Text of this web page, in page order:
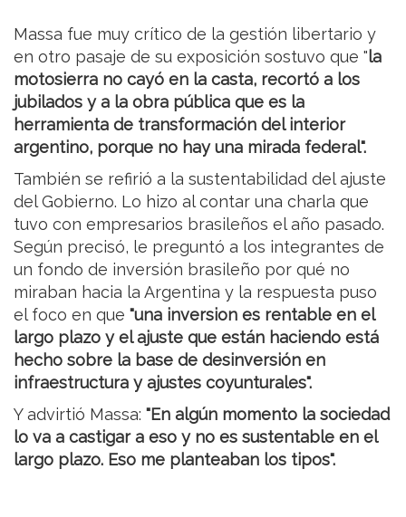
Massa fue muy crítico de la gestión libertario y
en otro pasaje de su exposición sostuvo que "la
motosierra no cayó en la casta, recortó a los
jubilados y a la obra pública que es la
herramienta de transformación del interior
argentino, porque no hay una mirada federal".
También se refirió a la sustentabilidad del ajuste
del Gobierno. Lo hizo al contar una charla que
tuvo con empresarios brasileños el año pasado.
Según precisó, le preguntó a los integrantes de
un fondo de inversión brasileño por qué no
miraban hacia la Argentina y la respuesta puso
el foco en que "una inversion es rentable en el
largo plazo y el ajuste que están haciendo está
hecho sobre la base de desinversión en
infraestructura y ajustes coyunturales".
Y advirtió Massa: "En algún momento la sociedad
lo va a castigar a eso y no es sustentable en el
largo plazo. Eso me planteaban los tipos".